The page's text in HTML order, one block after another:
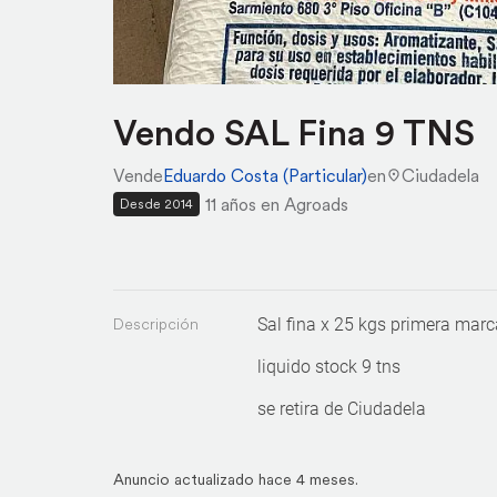
Vendo SAL Fina 9 TNS
VendeEduardo Costa (Particular)en Ciudadela
Desde 2014 11 años en Agroads
Descripción
Sal fina x 25 kgs primera
liquido stock 9 tns
se retira de Ciudadela
Anuncio actualizado hace 4 meses.